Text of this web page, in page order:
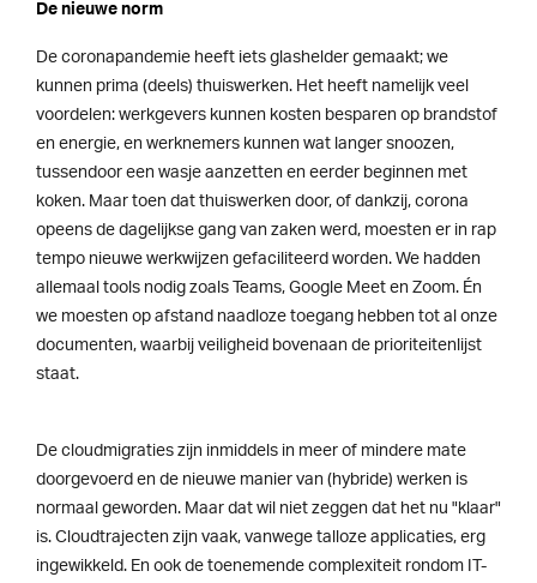
De nieuwe norm
De coronapandemie heeft iets glashelder gemaakt; we
kunnen prima (deels) thuiswerken. Het heeft namelijk veel
voordelen: werkgevers kunnen kosten besparen op brandstof
en energie, en werknemers kunnen wat langer snoozen,
tussendoor een wasje aanzetten en eerder beginnen met
koken. Maar toen dat thuiswerken door, of dankzij, corona
opeens de dagelijkse gang van zaken werd, moesten er in rap
tempo nieuwe werkwijzen gefaciliteerd worden. We hadden
allemaal tools nodig zoals Teams, Google Meet en Zoom. Én
we moesten op afstand naadloze toegang hebben tot al onze
documenten, waarbij veiligheid bovenaan de prioriteitenlijst
staat.
De cloudmigraties zijn inmiddels in meer of mindere mate
doorgevoerd en de nieuwe manier van (hybride) werken is
normaal geworden. Maar dat wil niet zeggen dat het nu "klaar"
is. Cloudtrajecten zijn vaak, vanwege talloze applicaties, erg
ingewikkeld. En ook de toenemende complexiteit rondom IT-